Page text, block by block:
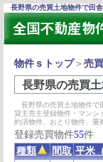
長野県の売買土地物件で田
物件ｓトップ＞ 売
長野県の売買
長野県の売買土地物件で
貸主売主登録物件・マンシ
約済物件、おとり物件、重
登録売買物件55件
種類
間取 平米